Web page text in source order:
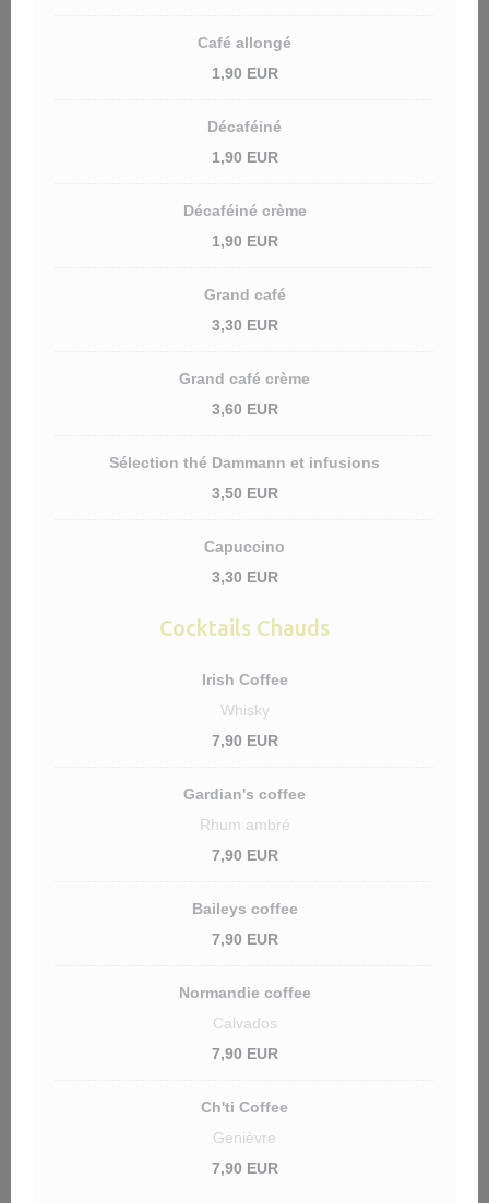
Café allongé
1,90 EUR
Décaféiné
1,90 EUR
Décaféiné crème
1,90 EUR
Grand café
3,30 EUR
Grand café crème
3,60 EUR
Sélection thé Dammann et infusions
3,50 EUR
Capuccino
3,30 EUR
Cocktails Chauds
Irish Coffee
Whisky
7,90 EUR
Gardian's coffee
Rhum ambré
7,90 EUR
Baileys coffee
7,90 EUR
Normandie coffee
Calvados
7,90 EUR
Ch'ti Coffee
Genièvre
7,90 EUR